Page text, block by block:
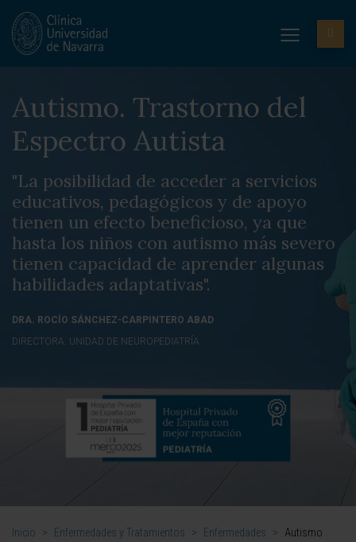
Autismo. Trastorno del
Espectro Autista
"La posibilidad de acceder a servicios
educativos, pedagógicos y de apoyo
tienen un efecto beneficioso, ya que
hasta los niños con autismo más severo
tienen capacidad de aprender algunas
habilidades adaptativas".
DRA. ROCÍO SÁNCHEZ-CARPINTERO ABAD
DIRECTORA. UNIDAD DE NEUROPEDIATRÍA
Inicio > Enfermedades y Tratamientos > Enfermedades > Autismo